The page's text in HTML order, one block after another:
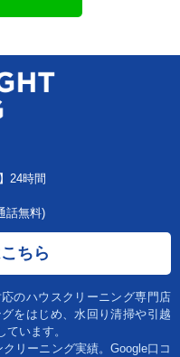
24時間
話無料)
ちら
のハウスクリーニング専門店
をはじめ、水回り清掃や引越
います。
リーニング実績。Google口コ